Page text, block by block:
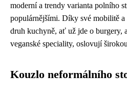
moderní a trendy varianta polního
populárnějšími. Díky své mobilitě
druh kuchyně, ať už jde o burgery,
veganské speciality, oslovují
Kouzlo neformálního